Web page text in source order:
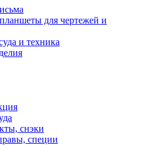
для чертежей и
и техника
снэки
специи